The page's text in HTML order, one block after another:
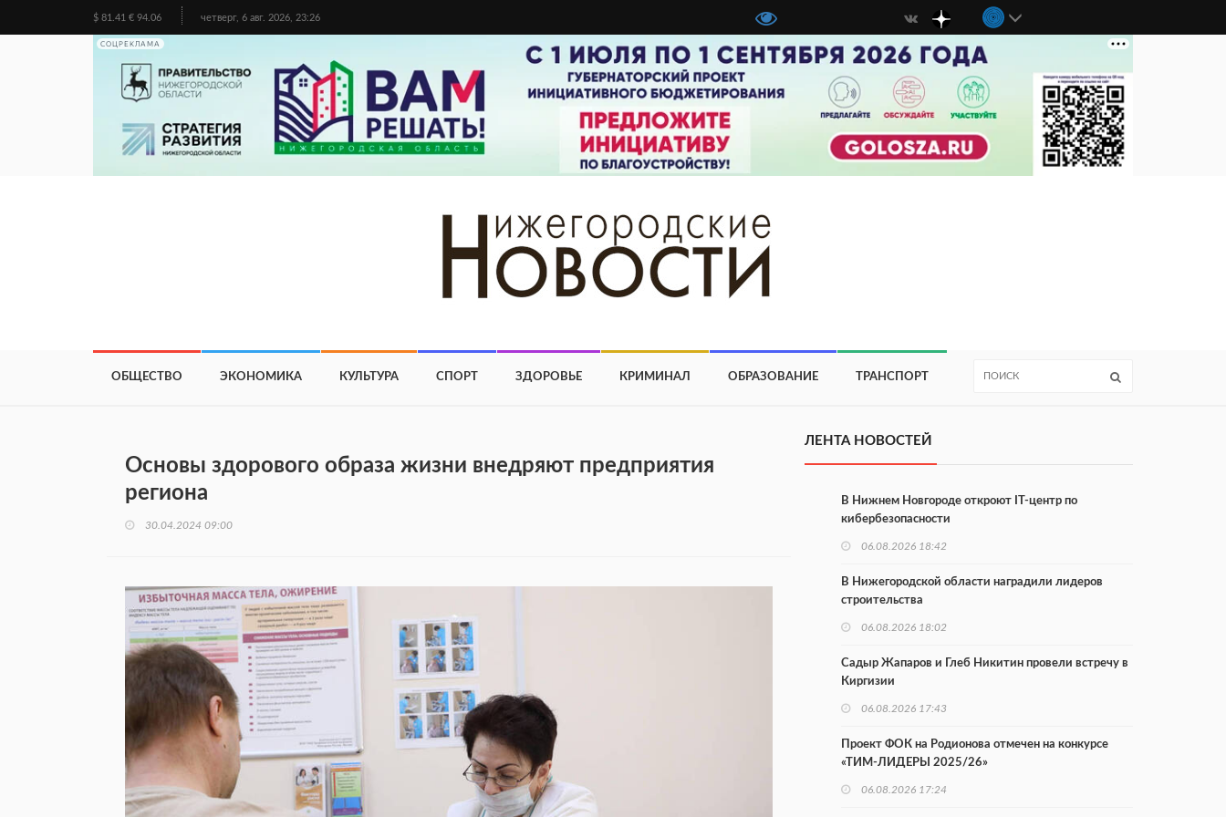
$ 81.41 € 94.06 четверг, 6 авг. 2026, 23:26
СОЦРЕКЛАМА
ОБЩЕСТВО ЭКОНОМИКА КУЛЬТУРА СПОРТ ЗДОРОВЬЕ КРИМИНАЛ ОБРАЗОВАНИЕ ТРАНСПОРТ
Основы здорового образа жизни внедряют предприятия
региона
30.04.2024 09:00
ЛЕНТА НОВОСТЕЙ
В Нижнем Новгороде откроют IT-центр по
кибербезопасности
06.08.2026 18:42
В Нижегородской области наградили лидеров
строительства
06.08.2026 18:02
Садыр Жапаров и Глеб Никитин провели встречу в
Киргизии
06.08.2026 17:43
Проект ФОК на Родионова отмечен на конкурсе
«ТИМ-ЛИДЕРЫ 2025/26»
06.08.2026 17:24